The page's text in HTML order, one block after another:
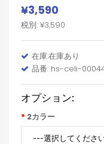
¥3,590
税別: ¥3,590
在庫:在庫あり
品番: hs-celi-
オプション:
2カラー